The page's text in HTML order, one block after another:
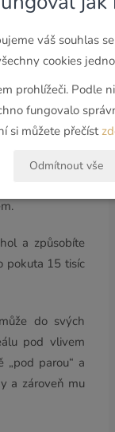
podmínky.
bývá.
Pokud se
Francii.
může jít až o
0,8 promile
a způsobíte
pokuta 15 tisíc
do svých
pod vlivem
„pod parou“ a
a zároveň mu
váš souhlas
cookies
prohlížeči. Podle
fungovalo
si můžete přečíst
Odmítnout vše